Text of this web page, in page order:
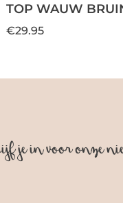
TOP WAUW
€29.95
je in voor onze